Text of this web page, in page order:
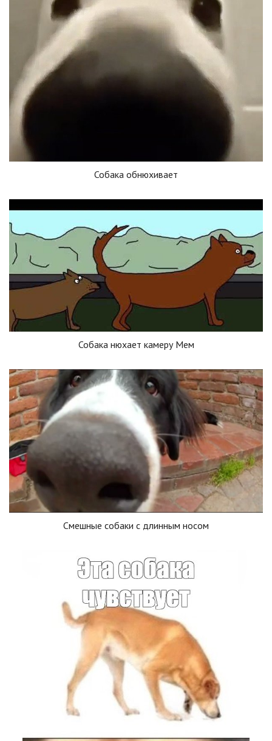
Собака обнюхивает
Собака нюхает камеру Мем
Смешные собаки с длинным носом